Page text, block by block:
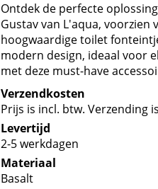
Ontdek de perfecte
Gustav van L'aqua, voorzien
hoogwaardige toilet
modern design, ideaal voor
met deze must-have
Verzendkosten
Prijs is incl. btw. Verzending
Levertijd
2-5 werkdagen
Materiaal
Basalt